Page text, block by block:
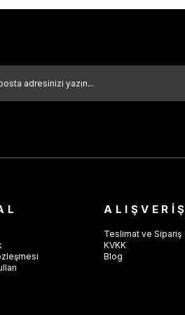
ALIŞVERİŞ
Teslimat ve Sipariş
KVKK
Blog